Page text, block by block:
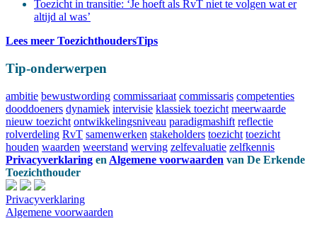
Toezicht in transitie: ‘Je hoeft als RvT niet te volgen wat er
altijd al was’
Lees meer ToezichthoudersTips
Tip-onderwerpen
ambitie bewustwording commissariaat commissaris competenties
dooddoeners dynamiek intervisie klassiek toezicht meerwaarde
nieuw toezicht ontwikkelingsniveau paradigmashift reflectie
rolverdeling RvT samenwerken stakeholders toezicht toezicht
houden waarden weerstand werving zelfevaluatie zelfkennis
Privacyverklaring en Algemene voorwaarden van De Erkende
Toezichthouder
Privacyverklaring
Algemene voorwaarden